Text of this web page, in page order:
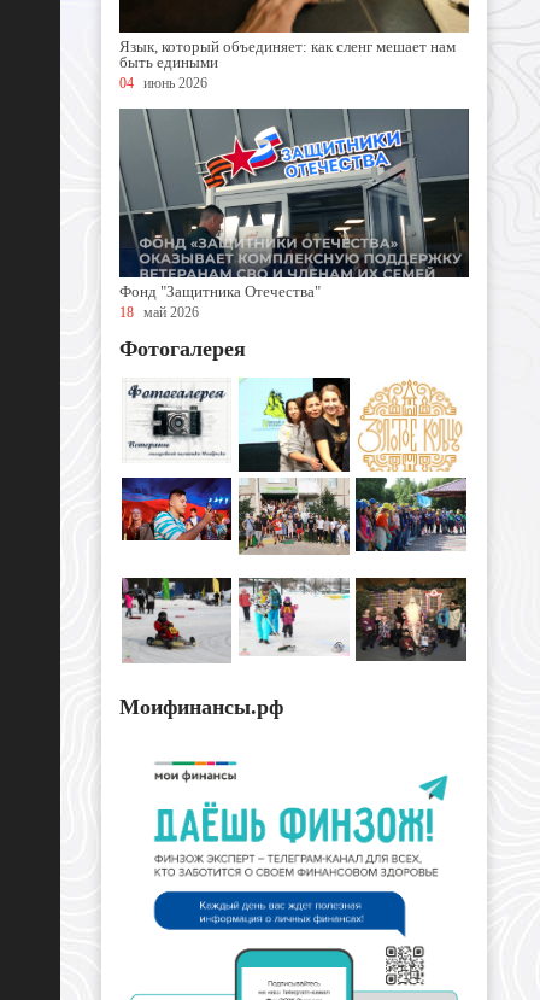
Язык, который объединяет: как сленг мешает нам
быть едиными
04 июнь 2026
Фонд "Защитника Отечества"
18 май 2026
Фотогалерея
Моифинансы.рф